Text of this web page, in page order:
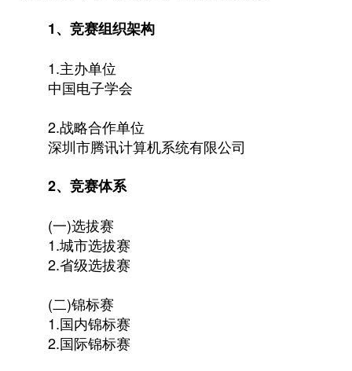
1、竞赛组织架构
1.主办单位
中国电子学会
2.战略合作单位
深圳市腾讯计算机系统有限公司
2、竞赛体系
(一)选拔赛
1.城市选拔赛
2.省级选拔赛
(二)锦标赛
1.国内锦标赛
2.国际锦标赛